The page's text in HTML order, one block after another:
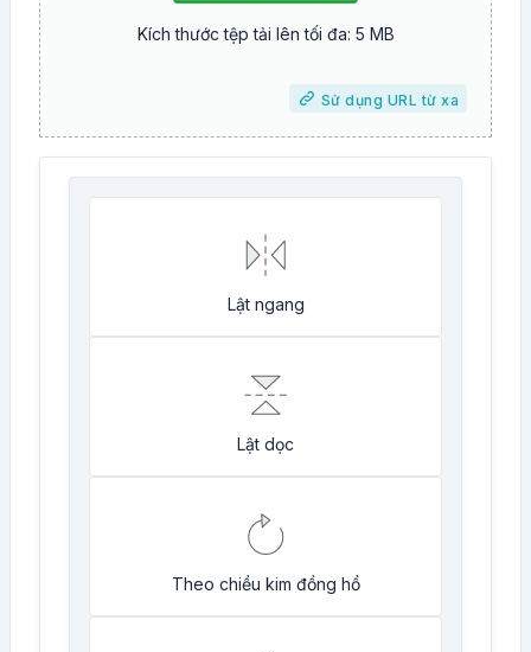
Kích thước tệp tải lên tối đa: 5 MB
Sử dụng URL từ xa
Lật ngang
Lật dọc
Theo chiều kim đồng hồ